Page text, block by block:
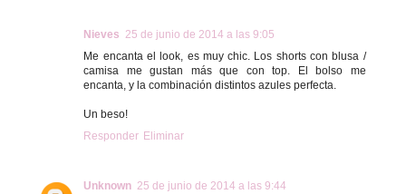
Nieves 25 de junio de 2014 a las 9:05
Me encanta el look, es muy chic. Los shorts con blusa /
camisa me gustan más que con top. El bolso me
encanta, y la combinación distintos azules perfecta.
Un beso!
Responder Eliminar
Unknown 25 de junio de 2014 a las 9:44